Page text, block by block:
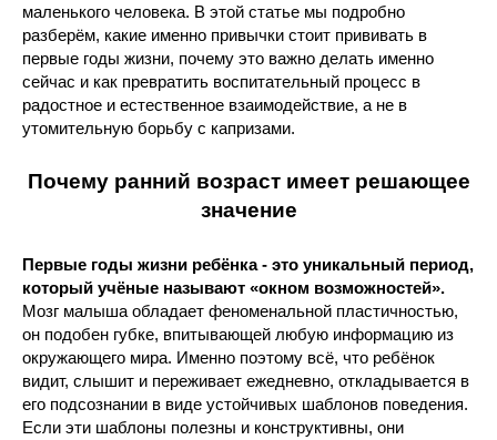
маленького человека. В этой статье мы подробно
разберём, какие именно привычки стоит прививать в
первые годы жизни, почему это важно делать именно
сейчас и как превратить воспитательный процесс в
радостное и естественное взаимодействие, а не в
утомительную борьбу с капризами.
Почему ранний возраст имеет решающее
значение
Первые годы жизни ребёнка - это уникальный период,
который учёные называют «окном возможностей».
Мозг малыша обладает феноменальной пластичностью,
он подобен губке, впитывающей любую информацию из
окружающего мира. Именно поэтому всё, что ребёнок
видит, слышит и переживает ежедневно, откладывается в
его подсознании в виде устойчивых шаблонов поведения.
Если эти шаблоны полезны и конструктивны, они